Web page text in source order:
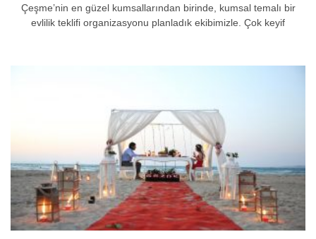
Çeşme’nin en güzel kumsallarından birinde, kumsal temalı bir
evlilik teklifi organizasyonu planladık ekibimizle. Çok keyif